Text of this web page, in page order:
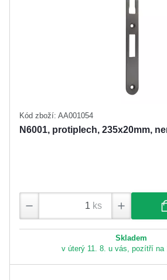
Kód zboží: AA001054
N6001, protiplech, 235x20mm,
ks
Skladem
v úterý 11. 8. u vás, pozítří na